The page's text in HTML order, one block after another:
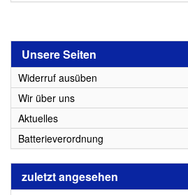
Unsere Seiten
Widerruf ausüben
Wir über uns
Aktuelles
Batterieverordnung
zuletzt angesehen